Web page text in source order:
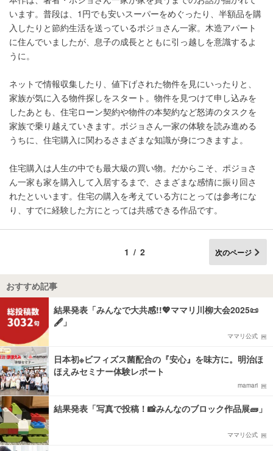
います。普段は、1円でも安いスーパーをめぐったり、半額品を購
入したりと節約生活を送っているポジョさん一家。木造アパート
に住んでいましたが、息子の成長とともに引っ越しを意識するよ
うに。
ネットで情報収集したり、値下げされた物件を見にいったりと、
家族が気に入る物件探しをスタート。物件を見つけて申し込みを
したあとも、住宅ローン契約や物件の本契約など怒涛のタスクを
家族で乗り越えていきます。ポジョさん一家の体験を読み進める
うちに、住宅購入に関わるさまざまな知識が身につきますよ。
住宅購入は人生の中でも最大級の買い物。だからこそ、ポジョさ
ん一家も家を購入して入居するまで、さまざまな感情に振り回さ
れたといいます。住宅の購入を考えている方にとっては参考にな
り、すでに経験した方にとっては共感できる作品です。
1/2 次のページ
おすすめ記事
結果発表「みんなで大共感!!💖ママリ川柳大会2025📜
🖋️」
ママリ公式
日本初※ビフィズス菌配合の『安心』を味方に。明治ほ
ほえみセミナー体験レポート
mamari
結果発表「写真で投稿！📸みんなのブロック作品展🧱」
ママリ公式